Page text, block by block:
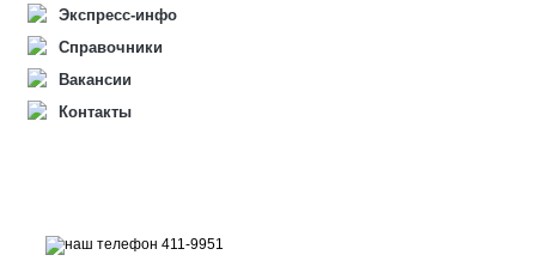
Экспресс-инфо
Справочники
Вакансии
Контакты